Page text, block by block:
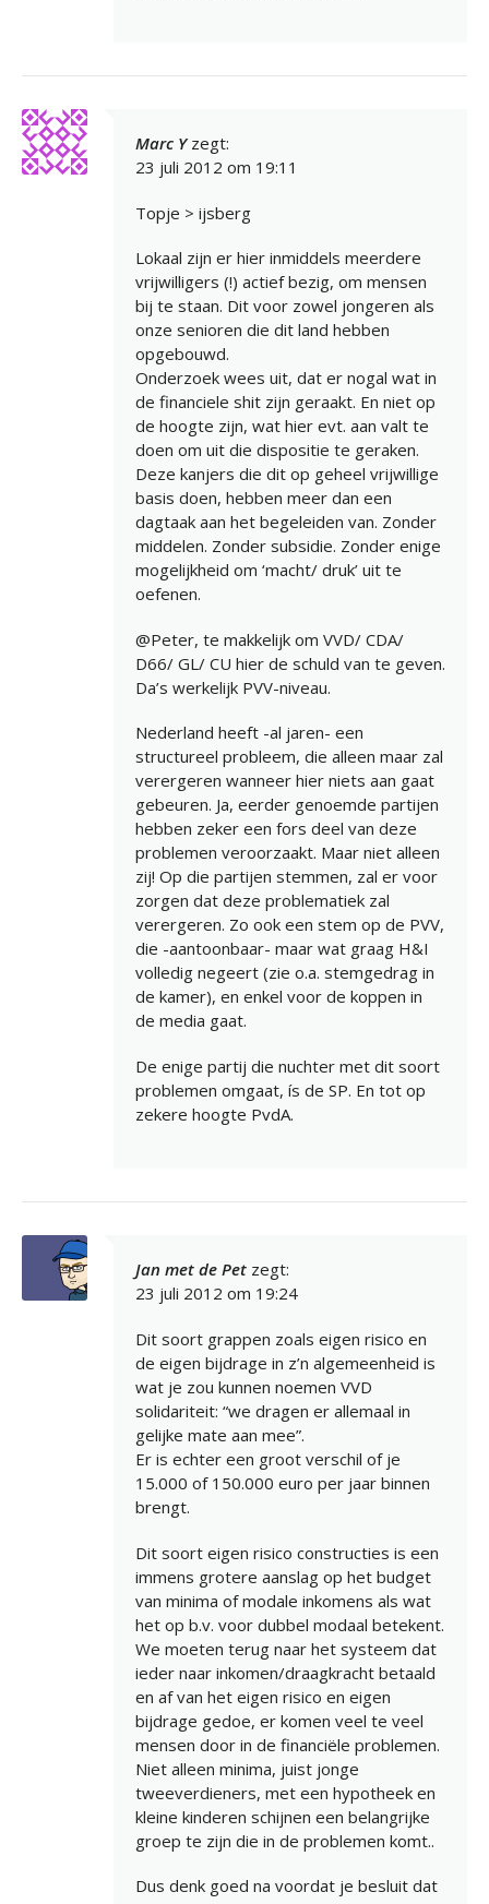
Marc Y zegt:
23 juli 2012 om 19:11
Topje > ijsberg
Lokaal zijn er hier inmiddels meerdere
vrijwilligers (!) actief bezig, om mensen
bij te staan. Dit voor zowel jongeren als
onze senioren die dit land hebben
opgebouwd.
Onderzoek wees uit, dat er nogal wat in
de financiele shit zijn geraakt. En niet op
de hoogte zijn, wat hier evt. aan valt te
doen om uit die dispositie te geraken.
Deze kanjers die dit op geheel vrijwillige
basis doen, hebben meer dan een
dagtaak aan het begeleiden van. Zonder
middelen. Zonder subsidie. Zonder enige
mogelijkheid om ‘macht/ druk’ uit te
oefenen.
@Peter, te makkelijk om VVD/ CDA/
D66/ GL/ CU hier de schuld van te geven.
Da’s werkelijk PVV-niveau.
Nederland heeft -al jaren- een
structureel probleem, die alleen maar zal
verergeren wanneer hier niets aan gaat
gebeuren. Ja, eerder genoemde partijen
hebben zeker een fors deel van deze
problemen veroorzaakt. Maar niet alleen
zij! Op die partijen stemmen, zal er voor
zorgen dat deze problematiek zal
verergeren. Zo ook een stem op de PVV,
die -aantoonbaar- maar wat graag H&I
volledig negeert (zie o.a. stemgedrag in
de kamer), en enkel voor de koppen in
de media gaat.
De enige partij die nuchter met dit soort
problemen omgaat, ís de SP. En tot op
zekere hoogte PvdA.
Jan met de Pet zegt:
23 juli 2012 om 19:24
Dit soort grappen zoals eigen risico en
de eigen bijdrage in z’n algemeenheid is
wat je zou kunnen noemen VVD
solidariteit: “we dragen er allemaal in
gelijke mate aan mee”.
Er is echter een groot verschil of je
15.000 of 150.000 euro per jaar binnen
brengt.
Dit soort eigen risico constructies is een
immens grotere aanslag op het budget
van minima of modale inkomens als wat
het op b.v. voor dubbel modaal betekent.
We moeten terug naar het systeem dat
ieder naar inkomen/draagkracht betaald
en af van het eigen risico en eigen
bijdrage gedoe, er komen veel te veel
mensen door in de financiële problemen.
Niet alleen minima, juist jonge
tweeverdieners, met een hypotheek en
kleine kinderen schijnen een belangrijke
groep te zijn die in de problemen komt..
Dus denk goed na voordat je besluit dat